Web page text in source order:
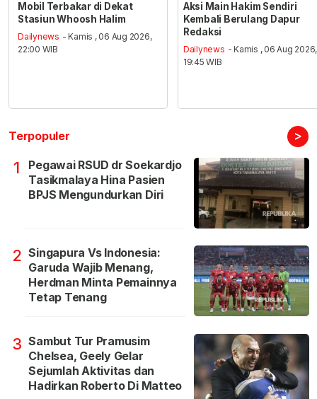
Mobil Terbakar di Dekat
Stasiun Whoosh Halim
Dailynews - Kamis , 06 Aug 2026,
22:00 WIB
Aksi Main Hakim Sendiri
Kembali Berulang Dapur
Redaksi
Dailynews - Kamis , 06 Aug 2026,
19:45 WIB
Terpopuler >
1
Pegawai RSUD dr Soekardjo
Tasikmalaya Hina Pasien
BPJS Mengundurkan Diri
2 Singapura Vs Indonesia:
Garuda Wajib Menang,
Herdman Minta Pemainnya
Tetap Tenang
3 Sambut Tur Pramusim
Chelsea, Geely Gelar
Sejumlah Aktivitas dan
Hadirkan Roberto Di Matteo